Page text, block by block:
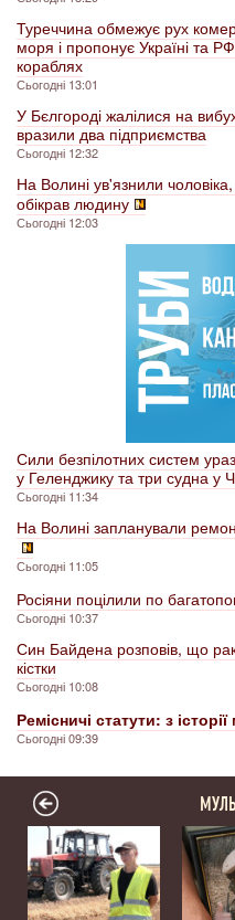
Туреччина обмежує рух
моря і пропонує Україні та
кораблях
Сьогодні 13:01
У Бєлгороді жалілися на
вразили два підприємства
Сьогодні 12:32
На Волині ув'язнили чоловіка,
обікрав людину
Сьогодні 12:03
Сили безпілотних систем
у Геленджику та три судна у
Сьогодні 11:34
На Волині запланували
Сьогодні 11:05
Росіяни поцілили по
Сьогодні 10:37
Син Байдена розповів, що
кістки
Сьогодні 10:08
Ремісничі статути: з
Сьогодні 09:39